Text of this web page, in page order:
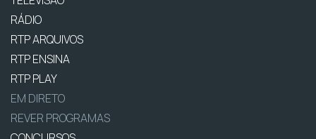
RÁDIO
RTP ARQUIVOS
RTP ENSINA
RTP PLAY
EM DIRETO
REVER PROGRAMAS